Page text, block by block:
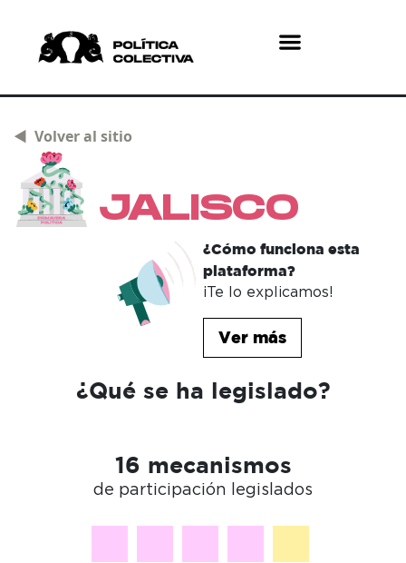
◄ Volver al sitio
JALISCO
¿Cómo funciona esta
plataforma?
¡Te lo explicamos!
Ver más
¿Qué se ha legislado?
16 mecanismos
de participación legislados